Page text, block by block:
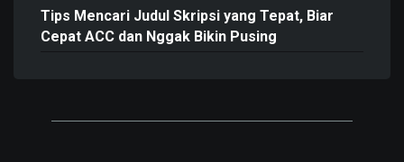
Tips Mencari Judul Skripsi yang Tepat, Biar
Cepat ACC dan Nggak Bikin Pusing